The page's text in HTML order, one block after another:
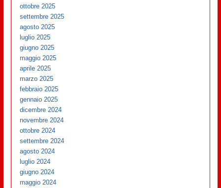
ottobre 2025
settembre 2025
agosto 2025
luglio 2025
giugno 2025
maggio 2025
aprile 2025
marzo 2025
febbraio 2025
gennaio 2025
dicembre 2024
novembre 2024
ottobre 2024
settembre 2024
agosto 2024
luglio 2024
giugno 2024
maggio 2024